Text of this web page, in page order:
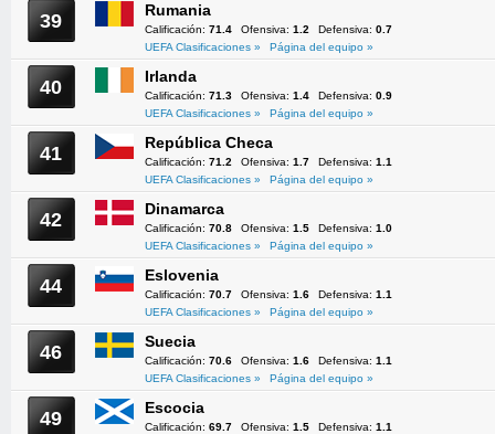
39 Rumania
Calificación: 71.4 Ofensiva: 1.2 Defensiva: 0.7
UEFA Clasificaciones »
Página del equipo »
40 Irlanda
Calificación: 71.3 Ofensiva: 1.4 Defensiva: 0.9
UEFA Clasificaciones »
Página del equipo »
41 República Checa
Calificación: 71.2 Ofensiva: 1.7 Defensiva: 1.1
UEFA Clasificaciones »
Página del equipo »
42 Dinamarca
Calificación: 70.8 Ofensiva: 1.5 Defensiva: 1.0
UEFA Clasificaciones »
Página del equipo »
44 Eslovenia
Calificación: 70.7 Ofensiva: 1.6 Defensiva: 1.1
UEFA Clasificaciones »
Página del equipo »
46 Suecia
Calificación: 70.6 Ofensiva: 1.6 Defensiva: 1.1
UEFA Clasificaciones »
Página del equipo »
49 Escocia
Calificación: 69.7 Ofensiva: 1.5 Defensiva: 1.1